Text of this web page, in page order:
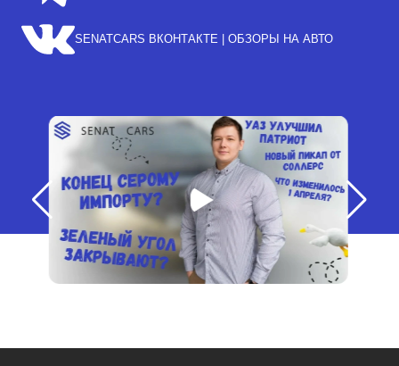
SENATCARS ВКОНТАКТЕ | ОБЗОРЫ НА АВТО